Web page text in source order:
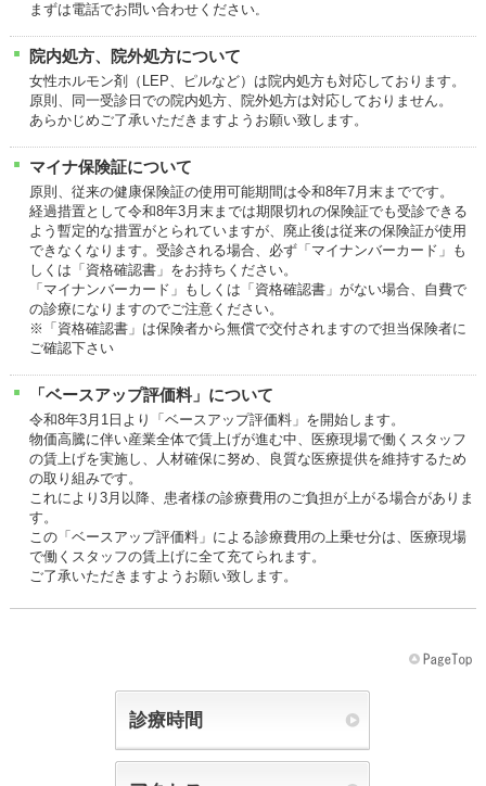
まずは電話でお問い合わせください。
院内処方、院外処方について
女性ホルモン剤（LEP、ピルなど）は院内処方も対応しております。
原則、同一受診日での院内処方、院外処方は対応しておりません。
あらかじめご了承いただきますようお願い致します。
マイナ保険証について
原則、従来の健康保険証の使用可能期間は令和8年7月末までです。
経過措置として令和8年3月末までは期限切れの保険証でも受診できる
よう暫定的な措置がとられていますが、廃止後は従来の保険証が使用
できなくなります。受診される場合、必ず「マイナンバーカード」も
しくは「資格確認書」をお持ちください。
「マイナンバーカード」もしくは「資格確認書」がない場合、自費で
の診療になりますのでご注意ください。
※「資格確認書」は保険者から無償で交付されますので担当保険者に
ご確認下さい
「ベースアップ評価料」について
令和8年3月1日より「ベースアップ評価料」を開始します。
物価高騰に伴い産業全体で賃上げが進む中、医療現場で働くスタッフ
の賃上げを実施し、人材確保に努め、良質な医療提供を維持するため
の取り組みです。
これにより3月以降、患者様の診療費用のご負担が上がる場合がありま
す。
この「ベースアップ評価料」による診療費用の上乗せ分は、医療現場
で働くスタッフの賃上げに全て充てられます。
ご了承いただきますようお願い致します。
診療時間